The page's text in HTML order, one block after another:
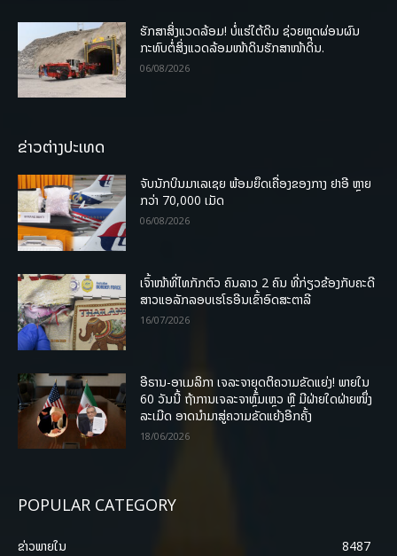
ຮັກສາສິ່ງແວດລ້ອມ! ບໍ່ແຮ່ໃຕ້ດິນ ຊ່ວຍຫຼຸດຜ່ອນຜົນ
ກະທົບຕໍ່ສິ່ງແວດລ້ອມໜ້າດິນຮັກສາໜ້າດິນ.
06/08/2026
ຂ່າວຕ່າງປະເທດ
ຈັບນັກບິນມາເລເຊຍ ພ້ອມຍຶດເຄື່ອງຂອງກາງ ຢາອີ ຫຼາຍ
ກວ່າ 70,000 ເມັດ
06/08/2026
ເຈົ້າໜ້າທີ່ໄທກັກຕົວ ຄົນລາວ 2 ຄົນ ທີ່ກ່ຽວຂ້ອງກັບຄະດີ
ສາວແອລັກລອບເຮໂຣອີນເຂົ້າອົດສະຕາລີ
16/07/2026
ອີຣານ-ອາເມລິກາ ເຈລະຈາຍຸດຕິຄວາມຂັດແຍ່ງ! ພາຍໃນ
60 ວັນນີ້ ຖ້າການເຈລະຈາຫຼົ້ມເຫຼວ ຫຼື ມີຝ່າຍໃດຝ່າຍໜຶ່ງ
ລະເມີດ ອາດນໍາມາສູ່ຄວາມຂັດແຍ້ງອີກຄັ້ງ
18/06/2026
POPULAR CATEGORY
ຂ່າວພາຍ​ໃນ
8487